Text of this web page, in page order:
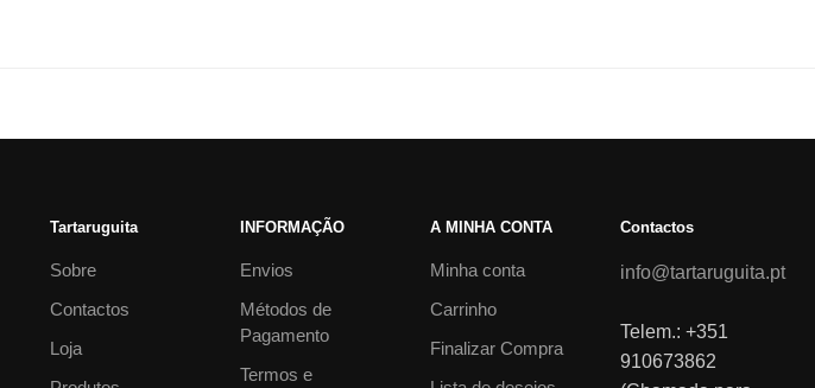
Tartaruguita
Sobre
Contactos
Loja
INFORMAÇÃO
Envios
Métodos de
Pagamento
Termos e
A MINHA CONTA
Minha conta
Carrinho
Finalizar Compra
Contactos
info@tartaruguita.pt
Telem.: +351
910673862